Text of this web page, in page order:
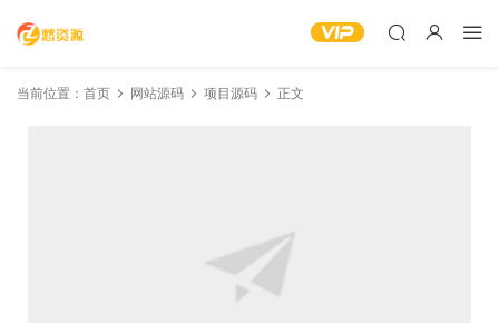
当前位置： 首页 网站源码 项目源码 正文